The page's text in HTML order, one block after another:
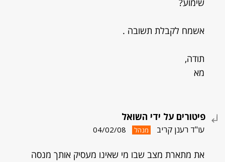
שימוע?
אשמח לקבלת תשובה .
תודה,
מא
פיטורים על ידי השואל
עו"ד רענן קריב מנהל 04/02/08
את מתארת מצב שבו מי שאינו מעסיק אותך מנסה